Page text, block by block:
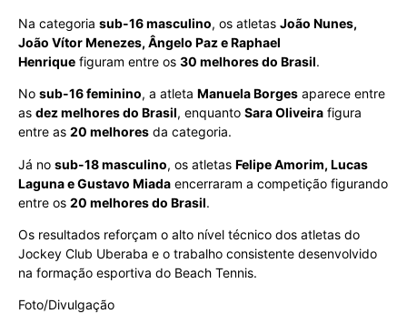
Na categoria sub-16 masculino, os atletas João Nunes,
João Vítor Menezes, Ângelo Paz e Raphael
Henrique figuram entre os 30 melhores do Brasil.
No sub-16 feminino, a atleta Manuela Borges aparece entre
as dez melhores do Brasil, enquanto Sara Oliveira figura
entre as 20 melhores da categoria.
Já no sub-18 masculino, os atletas Felipe Amorim, Lucas
Laguna e Gustavo Miada encerraram a competição figurando
entre os 20 melhores do Brasil.
Os resultados reforçam o alto nível técnico dos atletas do
Jockey Club Uberaba e o trabalho consistente desenvolvido
na formação esportiva do Beach Tennis.
Foto/Divulgação